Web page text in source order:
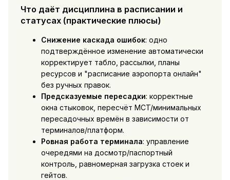
Что даёт дисциплина в расписании и
статусах (практические плюсы)
Снижение каскада ошибок: одно
подтверждённое изменение автоматически
корректирует табло, рассылки, планы
ресурсов и "расписание аэропорта онлайн"
без ручных правок.
Предсказуемые пересадки: корректные
окна стыковок, пересчёт MCT/минимальных
пересадочных времён в зависимости от
терминалов/платформ.
Ровная работа терминала: управление
очередями на досмотр/паспортный
контроль, равномерная загрузка стоек и
гейтов.